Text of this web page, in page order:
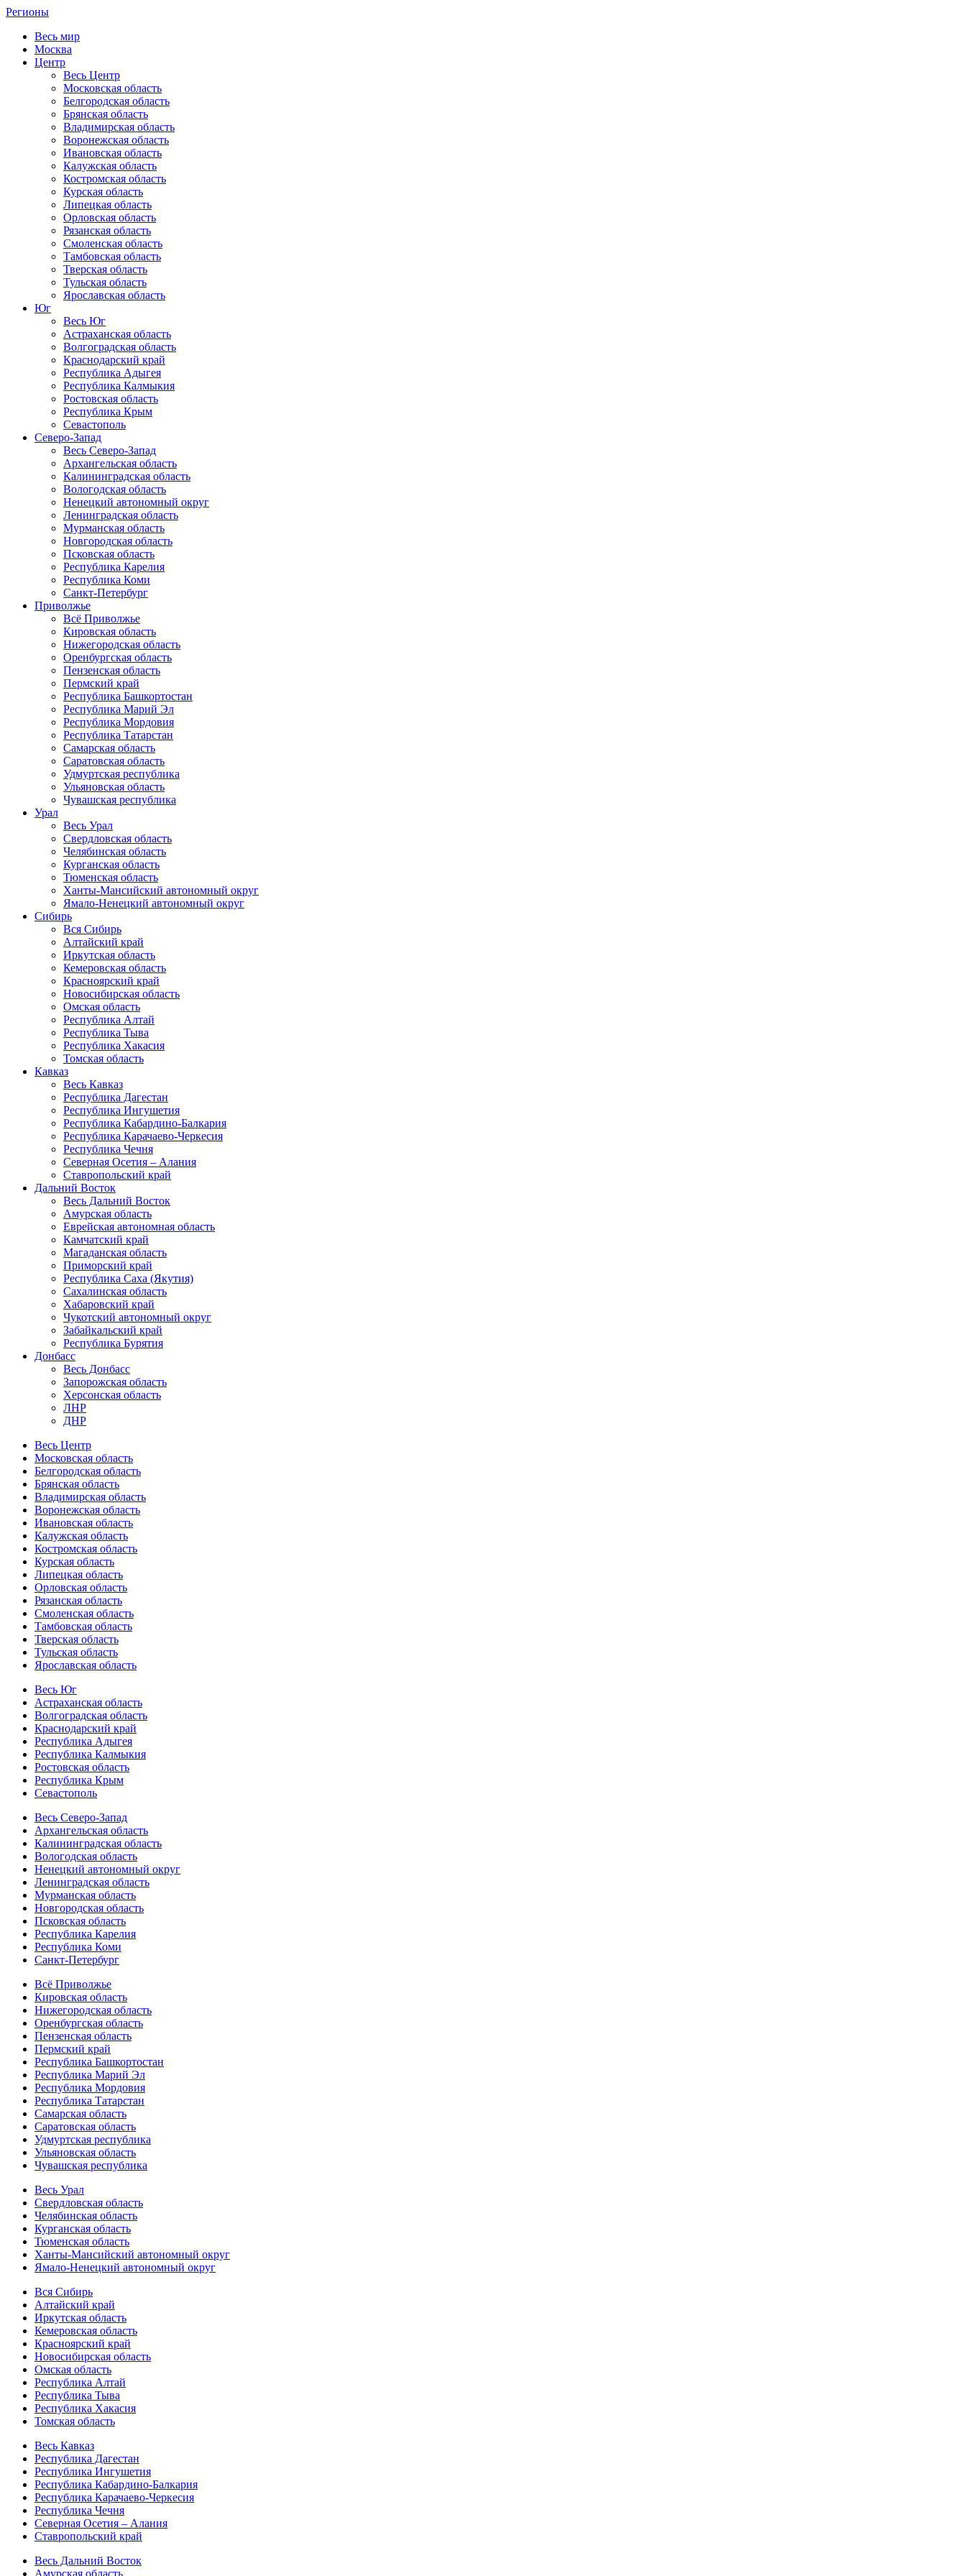
Регионы
Весь мир
Москва
Центр
Весь Центр
Московская область
Белгородская область
Брянская область
Владимирская область
Воронежская область
Ивановская область
Калужская область
Костромская область
Курская область
Липецкая область
Орловская область
Рязанская область
Смоленская область
Тамбовская область
Тверская область
Тульская область
Ярославская область
Юг
Весь Юг
Астраханская область
Волгоградская область
Краснодарский край
Республика Адыгея
Республика Калмыкия
Ростовская область
Республика Крым
Севастополь
Северо-Запад
Весь Северо-Запад
Архангельская область
Калининградская область
Вологодская область
Ненецкий автономный округ
Ленинградская область
Мурманская область
Новгородская область
Псковская область
Республика Карелия
Республика Коми
Санкт-Петербург
Приволжье
Всё Приволжье
Кировская область
Нижегородская область
Оренбургская область
Пензенская область
Пермский край
Республика Башкортостан
Республика Марий Эл
Республика Мордовия
Республика Татарстан
Самарская область
Саратовская область
Удмуртская республика
Ульяновская область
Чувашская республика
Урал
Весь Урал
Свердловская область
Челябинская область
Курганская область
Тюменская область
Ханты-Мансийский автономный округ
Ямало-Ненецкий автономный округ
Сибирь
Вся Сибирь
Алтайский край
Иркутская область
Кемеровская область
Красноярский край
Новосибирская область
Омская область
Республика Алтай
Республика Тыва
Республика Хакасия
Томская область
Кавказ
Весь Кавказ
Республика Дагестан
Республика Ингушетия
Республика Кабардино-Балкария
Республика Карачаево-Черкесия
Республика Чечня
Северная Осетия – Алания
Ставропольский край
Дальний Восток
Весь Дальний Восток
Амурская область
Еврейская автономная область
Камчатский край
Магаданская область
Приморский край
Республика Саха (Якутия)
Сахалинская область
Хабаровский край
Чукотский автономный округ
Забайкальский край
Республика Бурятия
Донбасс
Весь Донбасс
Запорожская область
Херсонская область
ЛНР
ДНР
Весь Центр
Московская область
Белгородская область
Брянская область
Владимирская область
Воронежская область
Ивановская область
Калужская область
Костромская область
Курская область
Липецкая область
Орловская область
Рязанская область
Смоленская область
Тамбовская область
Тверская область
Тульская область
Ярославская область
Весь Юг
Астраханская область
Волгоградская область
Краснодарский край
Республика Адыгея
Республика Калмыкия
Ростовская область
Республика Крым
Севастополь
Весь Северо-Запад
Архангельская область
Калининградская область
Вологодская область
Ненецкий автономный округ
Ленинградская область
Мурманская область
Новгородская область
Псковская область
Республика Карелия
Республика Коми
Санкт-Петербург
Всё Приволжье
Кировская область
Нижегородская область
Оренбургская область
Пензенская область
Пермский край
Республика Башкортостан
Республика Марий Эл
Республика Мордовия
Республика Татарстан
Самарская область
Саратовская область
Удмуртская республика
Ульяновская область
Чувашская республика
Весь Урал
Свердловская область
Челябинская область
Курганская область
Тюменская область
Ханты-Мансийский автономный округ
Ямало-Ненецкий автономный округ
Вся Сибирь
Алтайский край
Иркутская область
Кемеровская область
Красноярский край
Новосибирская область
Омская область
Республика Алтай
Республика Тыва
Республика Хакасия
Томская область
Весь Кавказ
Республика Дагестан
Республика Ингушетия
Республика Кабардино-Балкария
Республика Карачаево-Черкесия
Республика Чечня
Северная Осетия – Алания
Ставропольский край
Весь Дальний Восток
Амурская область